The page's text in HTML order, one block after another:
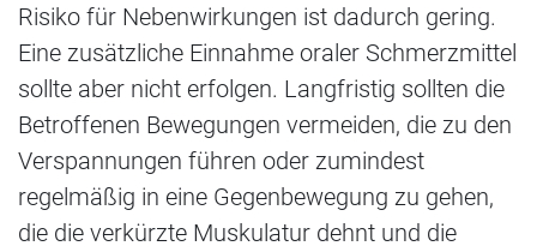
Risiko für Nebenwirkungen ist dadurch gering.
Eine zusätzliche Einnahme oraler Schmerzmittel
sollte aber nicht erfolgen. Langfristig sollten die
Betroffenen Bewegungen vermeiden, die zu den
Verspannungen führen oder zumindest
regelmäßig in eine Gegenbewegung zu gehen,
die die verkürzte Muskulatur dehnt und die